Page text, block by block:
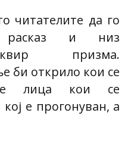
читателите да го
расказ и низ
призма.
би открило кои се
лица кои се
е прогонуван, а